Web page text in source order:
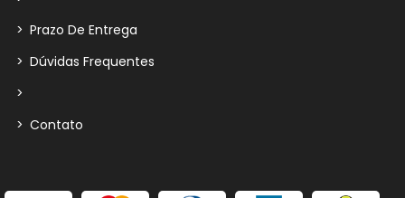
> Prazo De Entrega
> Dúvidas Frequentes
>
> Contato